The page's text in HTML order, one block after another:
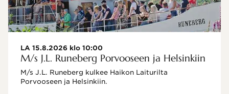
LA 15.8.2026 klo 10:00
M/s J.L. Runeberg Porvooseen ja Helsinkiin
M/s J.L. Runeberg kulkee Haikon Laiturilta
Porvooseen ja Helsinkiin.